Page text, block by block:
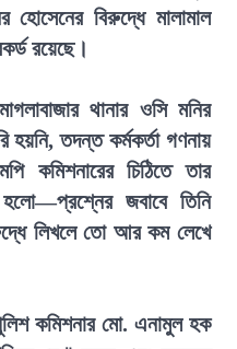
হোসেনের বিরুদ্ধে মালামাল
রয়েছে।
থানার ওসি মনির
তদন্ত কর্মকর্তা গণনায়
কমিশনারের চিঠিতে তার
হলো—প্রশ্নের জবাবে তিনি
লিখলে তো আর কম লেখে
কমিশনার মো. এনামুল হক